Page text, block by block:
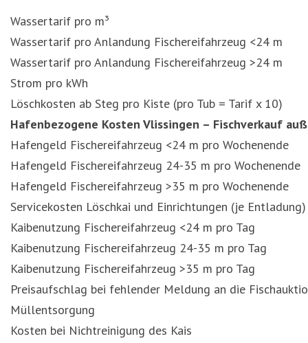
Wassertarif pro m³
Wassertarif pro Anlandung Fischereifahrzeug <24 m
Wassertarif pro Anlandung Fischereifahrzeug >24 m
Strom pro kWh
Löschkosten ab Steg pro Kiste (pro Tub = Tarif x 10)
Hafenbezogene Kosten Vlissingen – Fischverkauf
Hafengeld Fischereifahrzeug <24 m pro Wochenende
Hafengeld Fischereifahrzeug 24-35 m pro Wochenende
Hafengeld Fischereifahrzeug >35 m pro Wochenende
Servicekosten Löschkai und Einrichtungen (je Entladung)
Kaibenutzung Fischereifahrzeug <24 m pro Tag
Kaibenutzung Fischereifahrzeug 24-35 m pro Tag
Kaibenutzung Fischereifahrzeug >35 m pro Tag
Preisaufschlag bei fehlender Meldung an die
Müllentsorgung
Kosten bei Nichtreinigung des Kais